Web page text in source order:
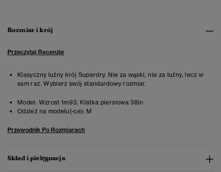
Rozmiar i krój
Przeczytaj Recenzje
Klasyczny luźny krój Superdry. Nie za wąski, nie za luźny, lecz w
sam raz. Wybierz swój standardowy rozmiar.
Model: Wzrost 1m93. Klatka piersiowa 38in
Odzież na modelu(-ce): M
Przewodnik Po Rozmiarach
Skład i pielęgnacja